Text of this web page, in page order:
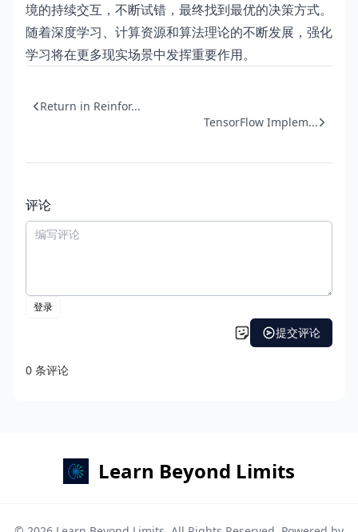
境的持续交互，不断试错，最终找到最优的决策方式。
随着深度学习、计算资源和算法理论的不断发展，强化
学习将在更多现实场景中发挥重要作用。
Return in Reinfor...
TensorFlow Implem...
评论
Learn Beyond Limits